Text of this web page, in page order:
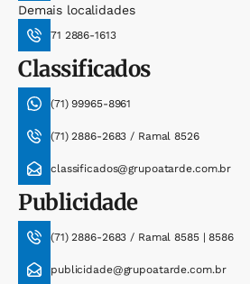
Demais localidades
71 2886-1613
Classificados
(71) 99965-8961
(71) 2886-2683 / Ramal 8526
classificados@grupoatarde.com.br
Publicidade
(71) 2886-2683 / Ramal 8585 | 8586
publicidade@grupoatarde.com.br